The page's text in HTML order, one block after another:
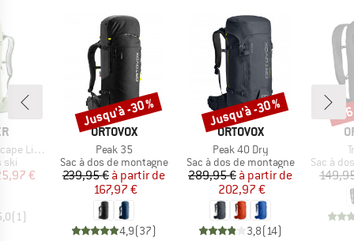
24 SL
ski
réduit
€
(1 )
MARQUE
ORTOVOX
Article
Peak 35
Product group
Sac à dos de montagne
Prix
239,95 € Prix réduit
à partir de
167,97 €
4,9(37)
Remise
Jusqu'à -30 %
MARQUE
ORTOVOX
Article
Peak 40 Dry
Product group
Sac à dos de montagne
Prix
289,95 € Prix réduit
à partir de
202,97 €
3,8(14)
Remise
Jusqu'à -30 %
Product
Sac à
-